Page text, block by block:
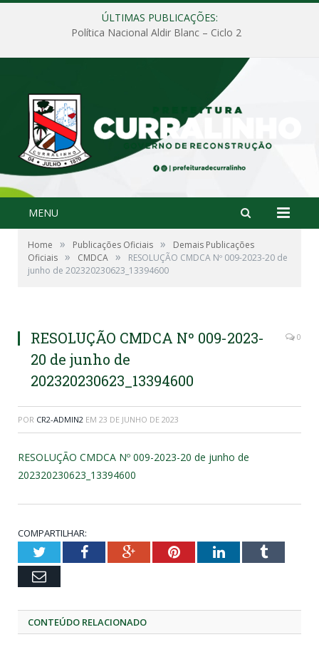
ÚLTIMAS PUBLICAÇÕES:
Política Nacional Aldir Blanc – Ciclo 2
MENU
Home » Publicações Oficiais »
Demais Publicações
Oficiais » CMDCA »
RESOLUÇÃO CMDCA Nº 009-2023-20 de
junho de 202320230623_13394600
RESOLUÇÃO CMDCA Nº 009-2023-
20 de junho de
202320230623_13394600
0
POR CR2-ADMIN2 EM 23 DE JUNHO DE 2023
RESOLUÇÃO CMDCA Nº 009-2023-20 de junho de
202320230623_13394600
COMPARTILHAR:
TwitterFacebookGoogle+PinterestLinkedInTumblr
Email
CONTEÚDO RELACIONADO